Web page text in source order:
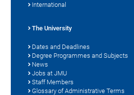
International
The University
Dates and Deadlines
Degree Programmes and Subjects
News
Jobs at JMU
Staff Members
Glossary of Administrative Terms